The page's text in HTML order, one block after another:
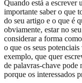
Quando está a escrever
importante saber o que
do seu artigo e o que é
obviamente, estar no
considerar a forma
o que os seus
exemplo, que quer
de palavras-chave
porque os interessados